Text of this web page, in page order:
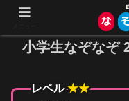
小学生なぞなぞ
レベル★★